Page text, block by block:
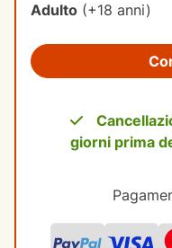
Adulto (+18 anni)
giorni prima